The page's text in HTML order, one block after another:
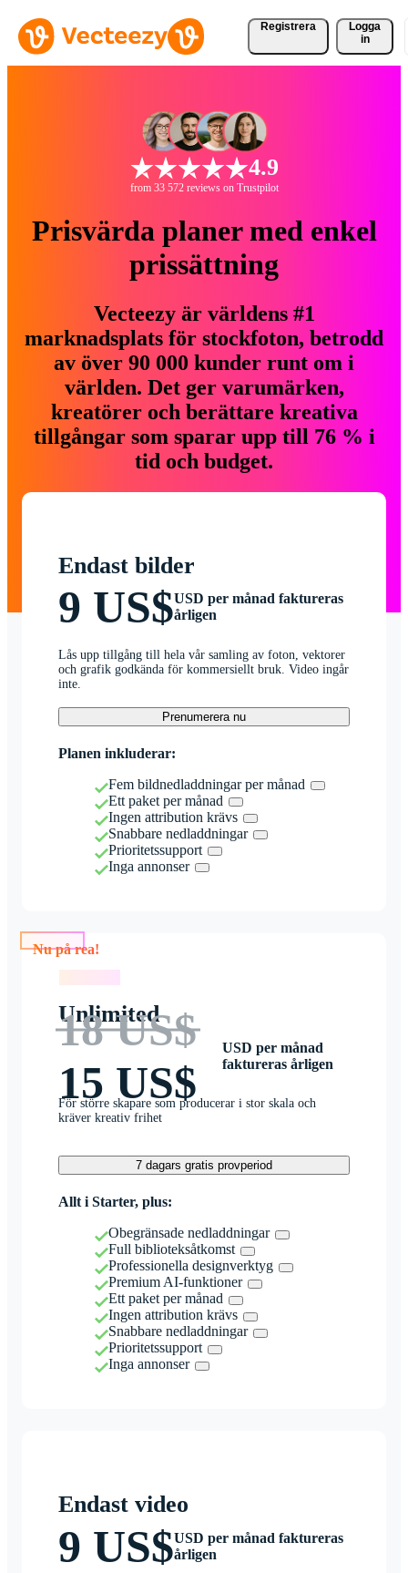
Registrera
Logga
in
4.9
from 33 572 reviews on Trustpilot
Prisvärda planer med enkel
prissättning
Vecteezy är världens #1
marknadsplats för stockfoton, betrodd
av över 90 000 kunder runt om i
världen. Det ger varumärken,
kreatörer och berättare kreativa
tillgångar som sparar upp till 76 % i
tid och budget.
Endast bilder
9 US$USD per månad faktureras
årligen
Lås upp tillgång till hela vår samling av foton, vektorer
och grafik godkända för kommersiellt bruk. Video ingår
inte.
Prenumerera nu
Planen inkluderar:
Fem bildnedladdningar per månad
Ett paket per månad
Ingen attribution krävs
Snabbare nedladdningar
Prioritetssupport
Inga annonser
Nu på rea!
Unlimited
18 US$
15 US$
USD per månad
faktureras årligen
För större skapare som producerar i stor skala och
kräver kreativ frihet
7 dagars gratis provperiod
Allt i Starter, plus:
Obegränsade nedladdningar
Full biblioteksåtkomst
Professionella designverktyg
Premium AI-funktioner
Ett paket per månad
Ingen attribution krävs
Snabbare nedladdningar
Prioritetssupport
Inga annonser
Endast video
9 US$USD per månad faktureras
årligen